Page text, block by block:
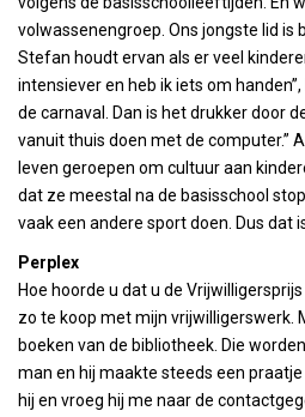
volwassenengroep. Ons jongste lid is
Stefan houdt ervan als er veel
intensiever en heb ik iets om
de carnaval. Dan is het drukker door
vanuit thuis doen met de computer.”
leven geroepen om cultuur aan
dat ze meestal na de basisschool
vaak een andere sport doen. Dus dat
Perplex
Hoe hoorde u dat u de
zo te koop met mijn vrijwilligerswerk.
boeken van de bibliotheek. Die
man en hij maakte steeds een
hij en vroeg hij me naar de